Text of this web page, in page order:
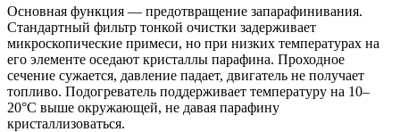
Основная функция — предотвращение запарафинивания.
Стандартный фильтр тонкой очистки задерживает
микроскопические примеси, но при низких температурах на
его элементе оседают кристаллы парафина. Проходное
сечение сужается, давление падает, двигатель не получает
топливо. Подогреватель поддерживает температуру на 10–
20°C выше окружающей, не давая парафину
кристаллизоваться.